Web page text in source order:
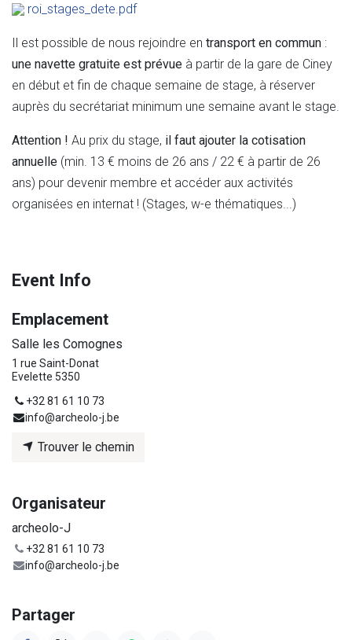
roi_stages_dete.pdf
Il est possible de nous rejoindre en transport en commun :
une navette gratuite est prévue à partir de la gare de Ciney
en début et fin de chaque semaine de stage, à réserver
auprès du secrétariat minimum une semaine avant le stage.
Attention ! Au prix du stage, il faut ajouter la cotisation
annuelle (min. 13 € moins de 26 ans / 22 € à partir de 26
ans) pour devenir membre et accéder aux activités
organisées en internat ! (Stages, w-e thématiques...)
Event Info
Emplacement
Salle les Comognes
1 rue Saint-Donat
Evelette 5350
+32 81 61 10 73
info@archeolo-j.be
Trouver le chemin
Organisateur
archeolo-J
+32 81 61 10 73
info@archeolo-j.be
Partager